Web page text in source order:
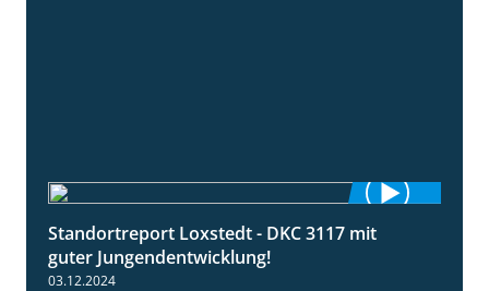
1:10
Standortreport Loxstedt - DKC 3117 mit
guter Jungendentwicklung!
03.12.2024